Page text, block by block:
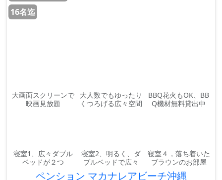
16名迄
大画面スクリーンで
映画見放題
大人数でもゆったり
くつろげる広々空間
BBQ花火もOK、BB
Q機材無料貸出中
寝室1、広々ダブル
ベッドが２つ
寝室2、明るく、ダ
ブルベッドで広々
寝室４，落ち着いた
ブラウンのお部屋
ペンション マカナレアビーチ沖縄